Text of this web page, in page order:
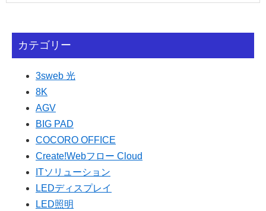
カテゴリー
3sweb 光
8K
AGV
BIG PAD
COCORO OFFICE
Create!Webフロー Cloud
ITソリューション
LEDディスプレイ
LED照明